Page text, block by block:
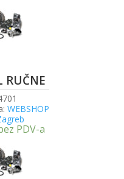
RUČNE
WEBSHOP
PDV-a